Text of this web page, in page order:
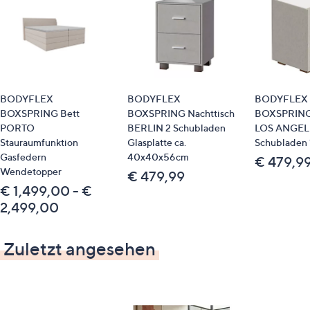
wird der Nachttisch zusammen mit deinem
Boxspringbett innerhalb von 10-12 Wochen
geliefert
Passende Produkte
814216 BODYFLEX BOXSPRING Bett Helsinki
814218 BODYFLEX BOXSPRING Ankleidebank
Helsinki
Bitte beachten
Dieser Artikel ist nicht an einen Paketshop, eine
Packstation oder ins Ausland lieferbar.
BODYFLEX
BOXSPRING Bett
PORTO
Stauraumfunktion
Gasfedern
Wendetopper
€ 1,499,00 - €
2,499,00
BODYFLEX
BOXSPRING Nachttisch
BERLIN 2 Schubladen
Glasplatte ca.
40x40x56cm
€ 479,99
BODYFLEX
LOS
Schubladen
€
Zuletzt angesehen